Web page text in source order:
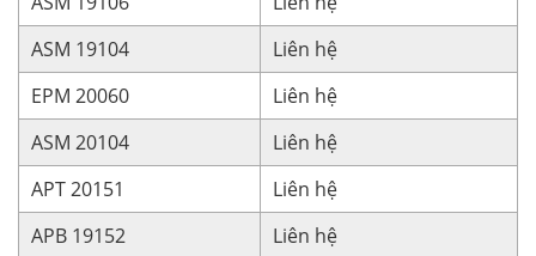
ASM 19104
Liên hệ
EPM 20060
Liên hệ
ASM 20104
Liên hệ
APT 20151
Liên hệ
APB 19152
Liên hệ